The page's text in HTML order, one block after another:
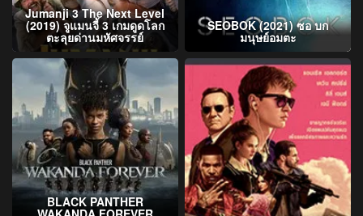
Jumanji 3 The Next Level
(2019) จูแมนจี้ 3 เกมดูดโลก
ตะลุยด่านมหัศจรรย์
SEOBOK (2021) ซอ บก
มนุษย์อมตะ
BLACK PANTHER